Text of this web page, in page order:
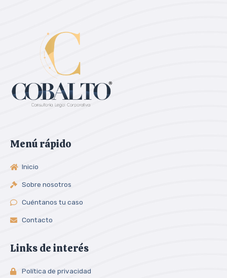
Menú rápido
Inicio
Sobre nosotros
Cuéntanos tu caso
Contacto
Links de interés
Política de privacidad